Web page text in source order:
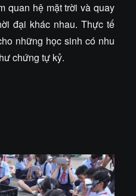
quan hệ mặt trời và quay
đại khác nhau. Thực tế
những học sinh có nhu
chứng tự kỷ.